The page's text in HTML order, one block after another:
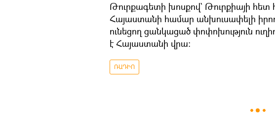
Թուրքագետի խոսքով` Թուրքիայի հետ
Հայաստանի համար անխուսափելի
ունեցող ցանկացած փոփոխություն
է Հայաստանի վրա։
ՌԱԴԻՈ